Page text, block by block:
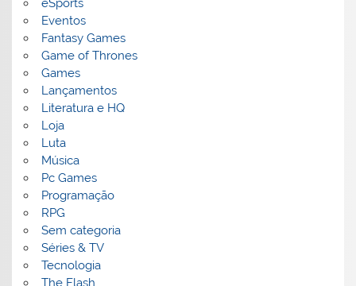
eSports
Eventos
Fantasy Games
Game of Thrones
Games
Lançamentos
Literatura e HQ
Loja
Luta
Música
Pc Games
Programação
RPG
Sem categoria
Séries & TV
Tecnologia
The Flash